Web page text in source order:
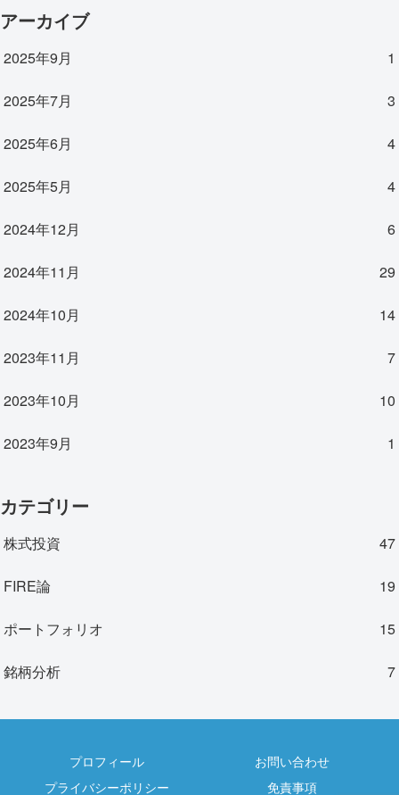
アーカイブ
2025年9月 1
2025年7月 3
2025年6月 4
2025年5月 4
2024年12月 6
2024年11月 29
2024年10月 14
2023年11月 7
2023年10月 10
2023年9月 1
カテゴリー
株式投資 47
FIRE論 19
ポートフォリオ 15
銘柄分析 7
プロフィール
お問い合わせ
プライバシーポリシー
免責事項